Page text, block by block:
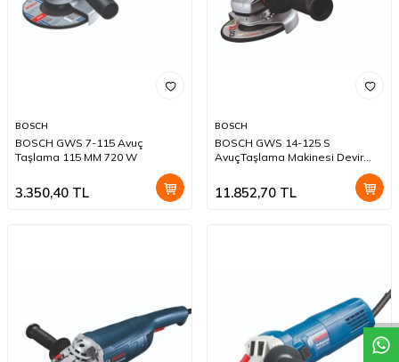
W
h
a
t
a
p
p
D
e
s
t
e
H
a
t
t
BOSCH
BOSCH GWS 7-115 Avuç
Taşlama 115 MM 720 W
3.350,40 TL
BOSCH
BOSCH GWS 14-125 S
AvuçTaşlama Makinesi Devir
11.852,70 TL